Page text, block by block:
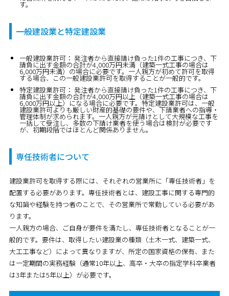
す。
一般建設業と特定建設業
一般建設業許可： 発注者から直接請け負った1件の工事につき、 下
請負に出す金額の合計が4,000万円未満（建築一式工事の場合は
6,000万円未満）の場合に必要です。一人親方が初めて許可を取得
する場合、この一般建設業許可を取得することが一般的です。
特定建設業許可： 発注者から直接請け負った1件の工事につき、 下
請負に出す金額の合計が4,000万円以上（建築一式工事の場合は
6,000万円以上）になる場合に必要です。特定建設業許可は、一般
建設業許可よりも厳しい財産的基礎の要件や、下請業者への指導・
管理体制が求められます。一人親方が元請けとして大規模な工事を
一括して受注し、多数の下請け業者を使う場合は検討が必要です
が、初期段階ではほとんど関係ありません。
専任技術者について
建設業許可を取得する際には、それぞれの営業所に「専任技術者」を
配置する必要があります。専任技術者とは、建設工事に関する専門的
な知識や経験を持つ者のことで、その営業所で常勤している必要があ
ります。
一人親方の場合、ご自身が要件を満たし、専任技術者となることが一
般的です。要件は、取得したい建設業の種類（土木一式、建築一式、
大工工事など）によって異なりますが、 所定の国家資格の保有、また
は一定期間の実務経験（通常10年以上、高卒・大卒の指定学科卒業者
は3年または5年以上）が必要です。